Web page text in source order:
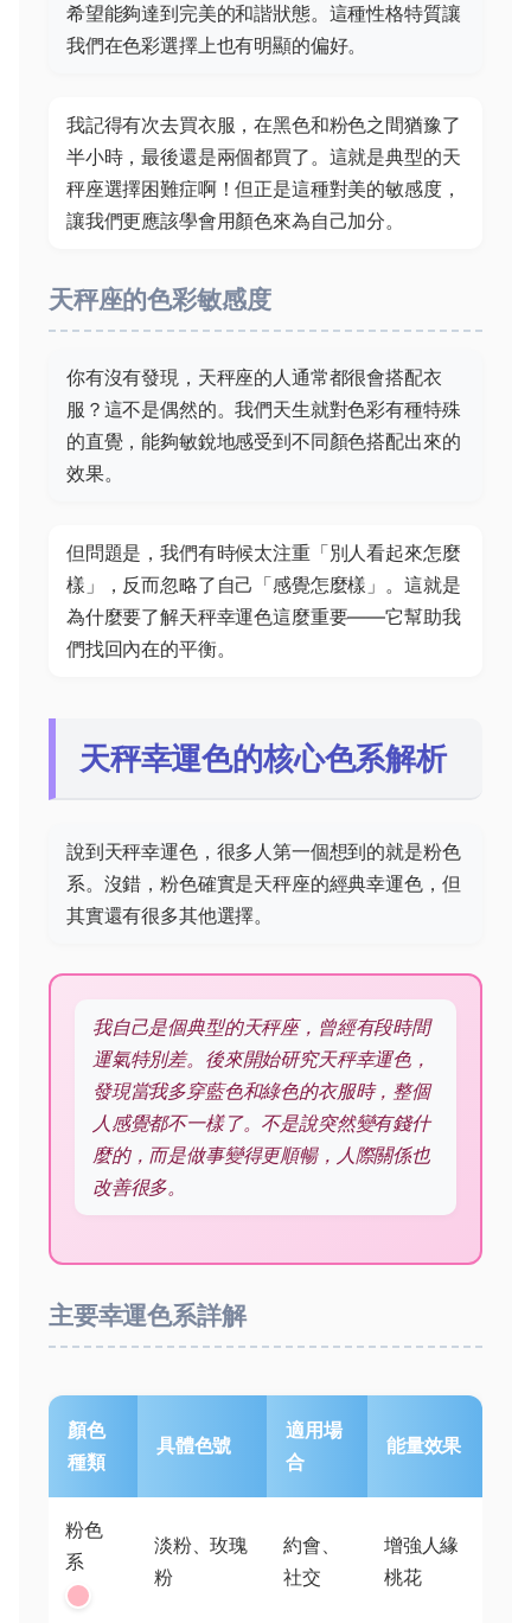
希望能夠達到完美的和諧狀態。這種性格特質讓
我們在色彩選擇上也有明顯的偏好。
我記得有次去買衣服，在黑色和粉色之間猶豫了
半小時，最後還是兩個都買了。這就是典型的天
秤座選擇困難症啊！但正是這種對美的敏感度，
讓我們更應該學會用顏色來為自己加分。
天秤座的色彩敏感度
你有沒有發現，天秤座的人通常都很會搭配衣
服？這不是偶然的。我們天生就對色彩有種特殊
的直覺，能夠敏銳地感受到不同顏色搭配出來的
效果。
但問題是，我們有時候太注重「別人看起來怎麼
樣」，反而忽略了自己「感覺怎麼樣」。這就是
為什麼要了解天秤幸運色這麼重要——它幫助我
們找回內在的平衡。
天秤幸運色的核心色系解析
說到天秤幸運色，很多人第一個想到的就是粉色
系。沒錯，粉色確實是天秤座的經典幸運色，但
其實還有很多其他選擇。
我自己是個典型的天秤座，曾經有段時間
運氣特別差。後來開始研究天秤幸運色，
發現當我多穿藍色和綠色的衣服時，整個
人感覺都不一樣了。不是說突然變有錢什
麼的，而是做事變得更順暢，人際關係也
改善很多。
主要幸運色系詳解
顏色
種類
具體色號
適用場
合
能量效果
粉色
系
淡粉、玫瑰
粉
約會、
社交
增強人緣
桃花